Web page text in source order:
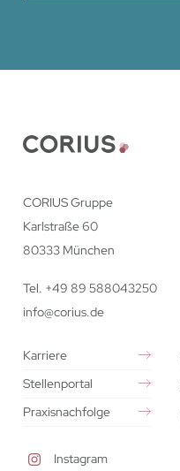
CORIUS Gruppe
Karlstraße 60
80333 München
Tel. +49 89 588043250
info@corius.de
Karriere
Stellenportal
Praxisnachfolge
Instagram